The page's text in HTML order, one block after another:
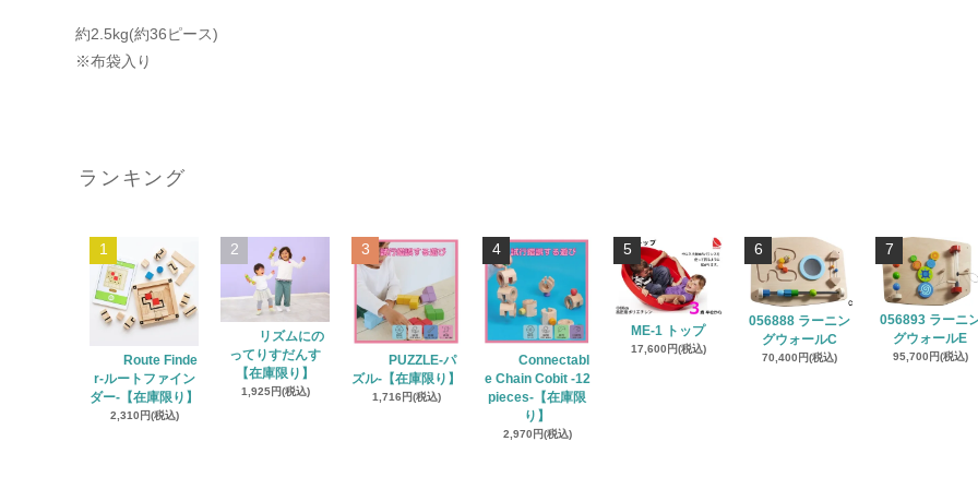
約2.5kg(約36ピース)
※布袋入り
ランキング
1
Route Finde
r‐ルートファイン
ダー‐【在庫限り】
2,310円(税込)
2
リズムにの
ってりすだんす
【在庫限り】
1,925円(税込)
3
PUZZLE‐パ
ズル‐【在庫限り】
1,716円(税込)
4
Connectabl
e Chain Cobit -12
pieces-【在庫限
り】
2,970円(税込)
5
ME-1 トップ
17,600円(税込)
6
056888 ラーニン
グウォールC
70,400円(税込)
7
056893 ラーニ
グウォールE
95,700円(税込)